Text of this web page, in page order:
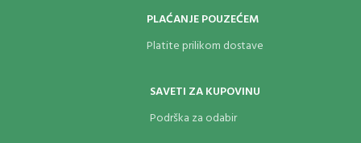
PLAĆANJE POUZEĆEM
Platite prilikom dostave
SAVETI ZA KUPOVINU
Podrška za odabir